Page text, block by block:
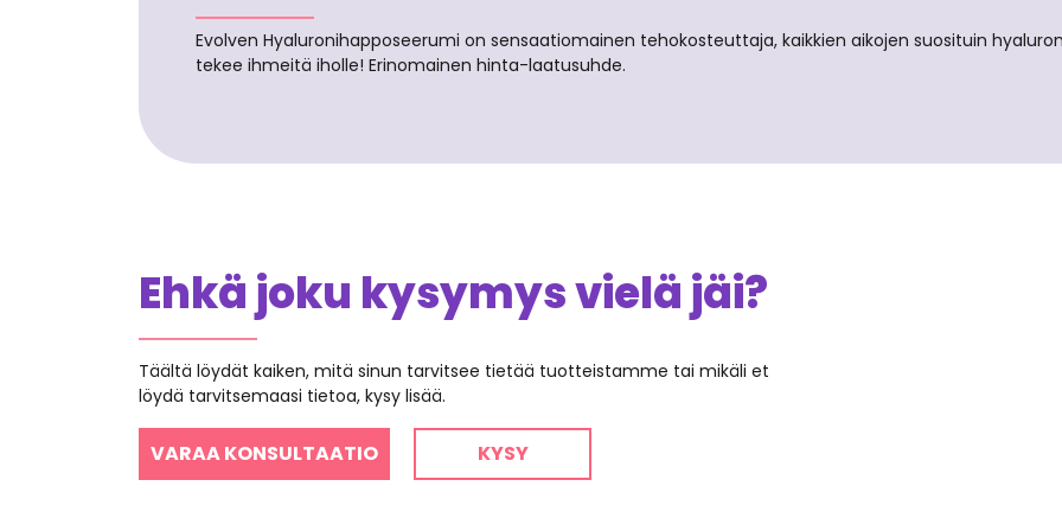
Evolven Hyaluronihapposeerumi on sensaatiomainen tehokosteuttaja, kaikkien aikojen suosituin
tekee ihmeitä iholle! Erinomainen hinta-laatusuhde.
Ehkä joku kysymys vielä jäi?
Täältä löydät kaiken, mitä sinun tarvitsee tietää tuotteistamme tai mikäli et
löydä tarvitsemaasi tietoa, kysy lisää.
VARAA KONSULTAATIO KYSY